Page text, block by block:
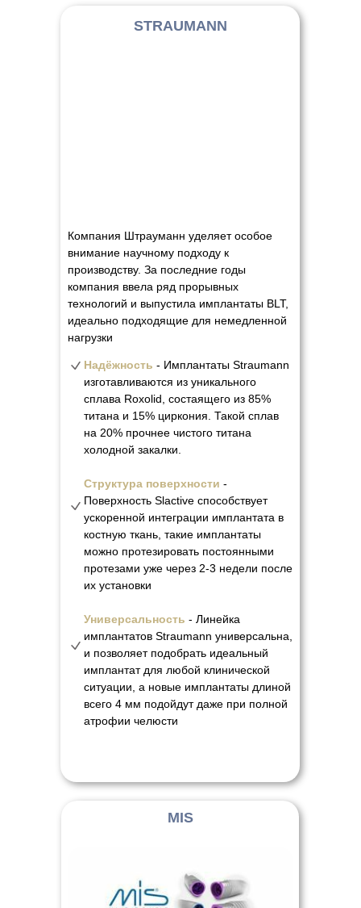
Надёжность - Имплантаты Straumann
изготавливаются из уникального
сплава Roxolid, состаящего из 85%
титана и 15% циркония. Такой сплав
на 20% прочнее чистого титана
холодной закалки.
Структура поверхности -
Поверхность Slactive способствует
ускоренной интеграции имплантата в
костную ткань, такие имплантаты
можно протезировать постоянными
протезами уже через 2-3 недели после
их установки
Универсальность - Линейка
имплантатов Straumann универсальна,
и позволяет подобрать идеальный
имплантат для любой клинической
ситуации, а новые имплантаты длиной
всего 4 мм подойдут даже при полной
атрофии челюсти
Компания Штрауманн уделяет особое
внимание научному подходу к
производству. За последние годы
компания ввела ряд прорывных
технологий и выпустила имплантаты BLT,
идеально подходящие для немедленной
нагрузки
STRAUMANN
MIS